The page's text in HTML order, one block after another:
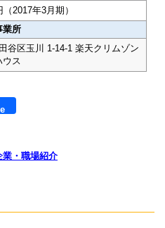
2017年3月期）
業所
谷区玉川 1-14-1 楽天クリムゾン
ウス
業・職場紹介